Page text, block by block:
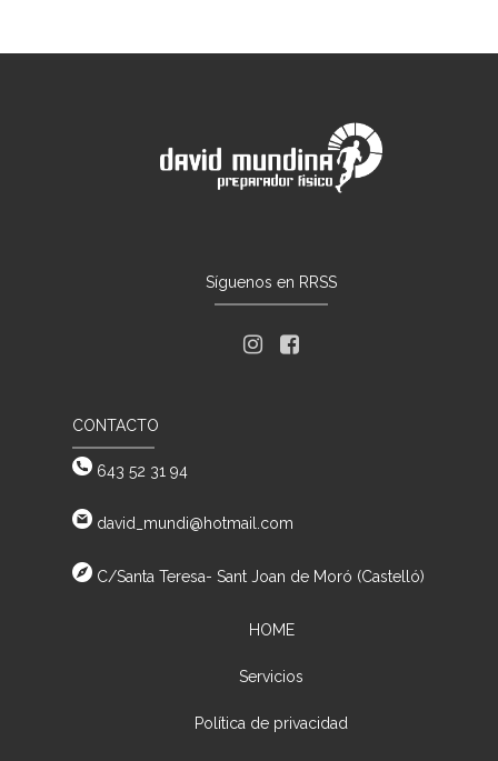
Síguenos en RRSS
CONTACTO
643 52 31 94
david_mundi@hotmail.com
C/Santa Teresa- Sant Joan de Moró (Castelló)
HOME
Servicios
Política de privacidad